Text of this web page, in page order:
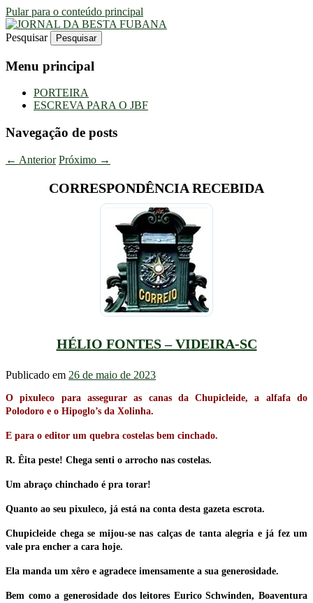
Pular para o conteúdo principal
JORNAL DA BESTA FUBANA
Uma Gazeta Escrota
Pesquisar
Menu principal
PORTEIRA
ESCREVA PARA O JBF
Navegação de posts
← Anterior Próximo →
CORRESPONDÊNCIA RECEBIDA
HÉLIO FONTES – VIDEIRA-SC
Publicado em 26 de maio de 2023
O pixuleco para assegurar as canas da Chupicleide, a alfafa do
Polodoro e o Hipoglo’s da Xolinha.
E para o editor um quebra costelas bem cinchado.
R. Êita peste! Chega senti o arrocho nas costelas.
Um abraço chinchado é pra torar!
Quanto ao seu pixuleco, já está na conta desta gazeta escrota.
Chupicleide chega se mijou-se nas calças de tanta alegria e já fez um
vale pra encher a cara hoje.
Ela manda um xêro e agradece imensamente a sua generosidade.
Bem como a generosidade dos leitores Eurico Schwinden, Boaventura